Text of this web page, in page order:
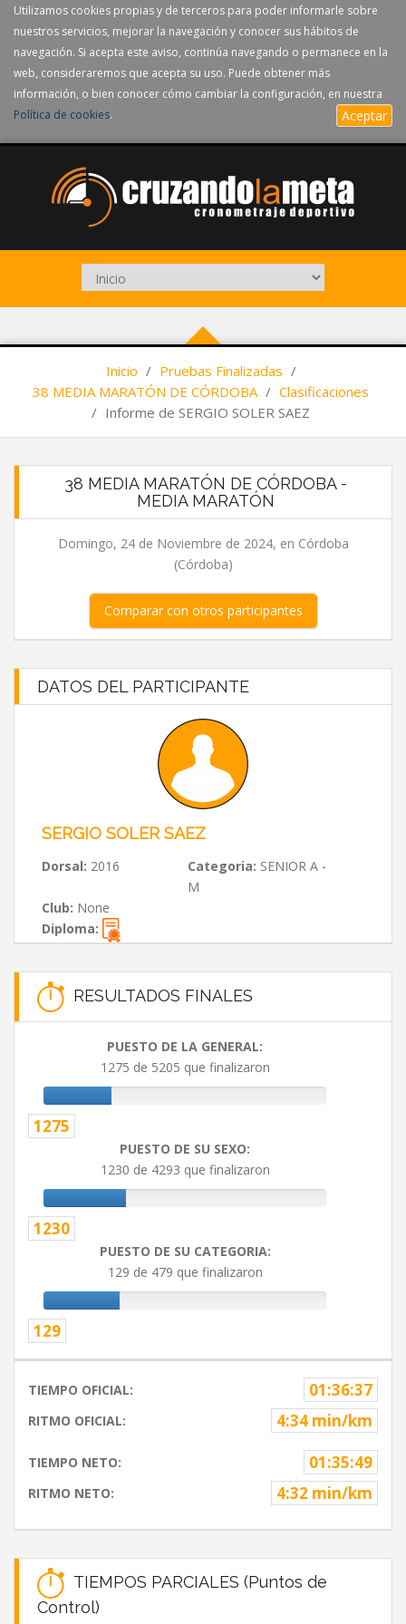
Utilizamos cookies propias y de terceros para poder informarle sobre
nuestros servicios, mejorar la navegación y conocer sus hábitos de
navegación. Si acepta este aviso, continúa navegando o permanece en la
web, consideraremos que acepta su uso. Puede obtener más
información, o bien conocer cómo cambiar la configuración, en nuestra
Política de cookies. Aceptar
Inicio / Pruebas Finalizadas /
38 MEDIA MARATÓN DE CÓRDOBA / Clasificaciones
/ Informe de SERGIO SOLER SAEZ
38 MEDIA MARATÓN DE CÓRDOBA -
MEDIA MARATÓN
Domingo, 24 de Noviembre de 2024, en Córdoba
(Córdoba)
Comparar con otros participantes
DATOS DEL PARTICIPANTE
SERGIO SOLER SAEZ
Dorsal: 2016 Categoria: SENIOR A -
M
Club: None
Diploma:
RESULTADOS FINALES
PUESTO DE LA GENERAL:
1275 de 5205 que finalizaron
1275
PUESTO DE SU SEXO:
1230 de 4293 que finalizaron
1230
PUESTO DE SU CATEGORIA:
129 de 479 que finalizaron
129
TIEMPO OFICIAL: 01:36:37
RITMO OFICIAL: 4:34 min/km
TIEMPO NETO: 01:35:49
RITMO NETO: 4:32 min/km
TIEMPOS PARCIALES (Puntos de
Control)